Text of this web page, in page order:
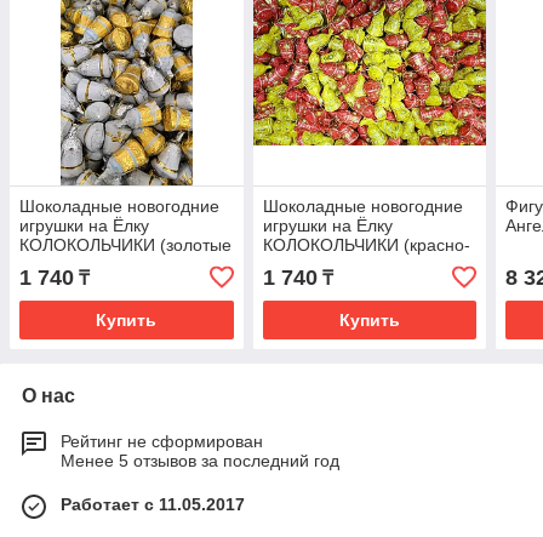
Шоколадные новогодние
игрушки на Ёлку
КОЛОКОЛЬЧИКИ (золотые
и белые с бантиком) 150
гр (Ф)
1 740 ₸
Купить
Шоколадные новогодние
игрушки на Ёлку
КОЛОКОЛЬЧИКИ (красно-
жёлтые) 150 гр (Ф)
1 740₸
Купить
8
О нас
Рейтинг не сформирован
Менее 5 отзывов за последний год
Работает с 11.05.2017